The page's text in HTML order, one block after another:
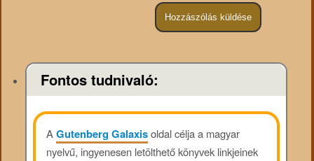
Fontos tudnivaló:
AGutenberg Galaxisoldal célja a magyar
nyelvű, ingyenesen letölthető könyvek linkjeinek